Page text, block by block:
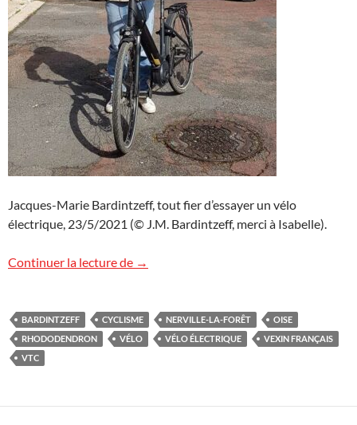
Jacques-Marie Bardintzeff, tout fier d’essayer un vélo
électrique, 23/5/2021 (© J.M. Bardintzeff, merci à Isabelle).
Continuer la lecture de Vélo électrique !
→
BARDINTZEFF CYCLISME NERVILLE-LA-FORÊT
OISE
RHODODENDRON
VÉLO VÉLO ÉLECTRIQUE
VEXIN FRANÇAIS
VTC